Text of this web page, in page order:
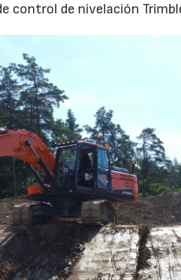
de nivelación